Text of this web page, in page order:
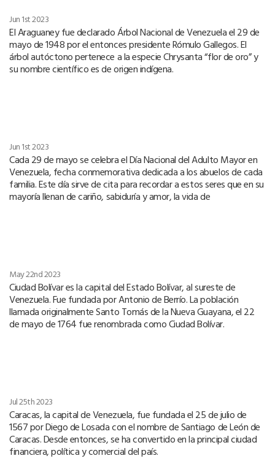
Jun 1st 2023
El Araguaney fue declarado Árbol Nacional de Venezuela el 29 de
mayo de 1948 por el entonces presidente Rómulo Gallegos. El
árbol autóctono pertenece a la especie Chrysanta “flor de oro” y
su nombre científico es de origen indígena.
Jun 1st 2023
Cada 29 de mayo se celebra el Día Nacional del Adulto Mayor en
Venezuela, fecha conmemorativa dedicada a los abuelos de cada
familia. Este día sirve de cita para recordar a estos seres que en su
mayoría llenan de cariño, sabiduría y amor, la vida de
May 22nd 2023
Ciudad Bolívar es la capital del Estado Bolívar, al sureste de
Venezuela. Fue fundada por Antonio de Berrío. La población
llamada originalmente Santo Tomás de la Nueva Guayana, el 22
de mayo de 1764 fue renombrada como Ciudad Bolívar.
Jul 25th 2023
Caracas, la capital de Venezuela, fue fundada el 25 de julio de
1567 por Diego de Losada con el nombre de Santiago de León de
Caracas. Desde entonces, se ha convertido en la principal ciudad
financiera, política y comercial del país.